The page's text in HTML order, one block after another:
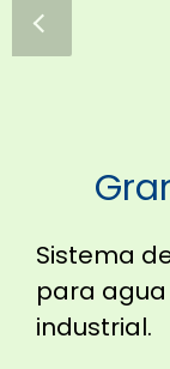
Sistema
para
industrial.